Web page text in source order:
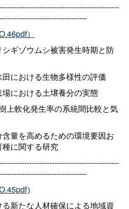
）
ギゾウムシ被害発生時期と防
における生物多様性の評価
における土壌養分の実態
上軟化発生率の系統間比較と気
量を高めるための環境要因お
に関する研究
）
新たな人材確保による地域資